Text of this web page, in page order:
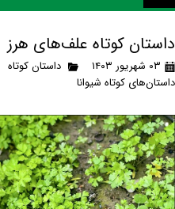
داستان کوتاه علف‌های هرز
۰۳ شهریور ۱۴۰۳ داستان کوتاه
داستان‌های کوتاه شیوانا